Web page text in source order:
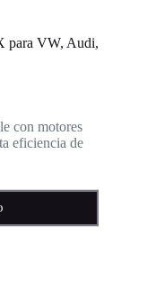
para VW, Audi,
con motores
eficiencia de